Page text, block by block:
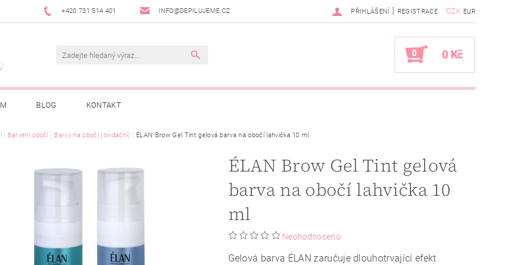
+420 731 514 401 INFO@DEPILUJEME.CZ CZK EUR
PŘIHLÁŠENÍ | REGISTRACE
0 0 Kč
BLOG KONTAKT
Barvení obočí Barvy na obočí (oxidační) ÉLAN Brow Gel Tint gelová barva na obočí lahvička 10 ml
ÉLAN Brow Gel Tint gelová
barva na obočí lahvička 10
ml
Neohodnoceno
Gelová barva ÉLAN zaručuje dlouhotrvající efekt